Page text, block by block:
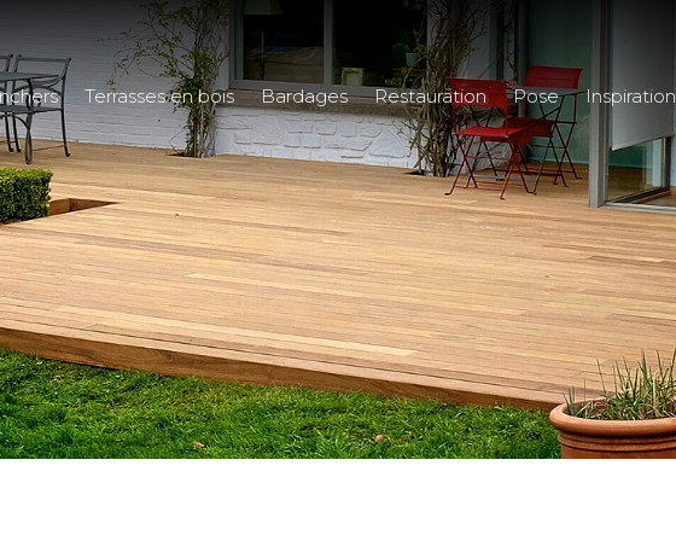
Terrasses en bois Bardages Restauration Pose Inspiration